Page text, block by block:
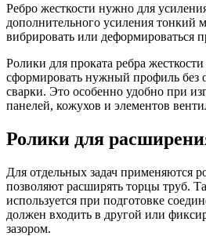
Ребро жесткости нужно для
дополнительного усиления тонкий
вибрировать или деформироваться
Ролики для проката ребра
сформировать нужный профиль без
сварки. Это особенно удобно при
панелей, кожухов и элементов
Ролики для
Для отдельных задач применяются
позволяют расширять торцы труб.
используется при подготовке
должен входить в другой или
зазором.